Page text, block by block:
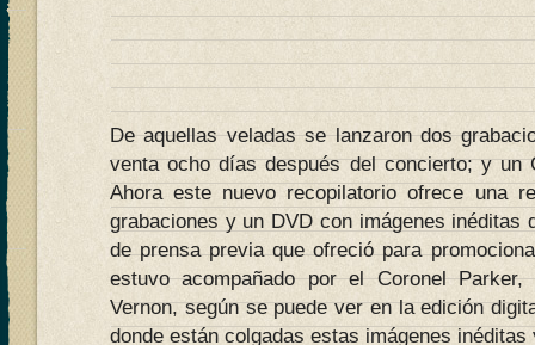
De aquellas veladas se lanzaron dos
venta ocho días después del concierto; y un
Ahora este nuevo recopilatorio ofrece una
grabaciones y un DVD con imágenes inéditas
de prensa previa que ofreció para
estuvo acompañado por el Coronel
Vernon, según se puede ver en la edición
donde están colgadas estas imágenes